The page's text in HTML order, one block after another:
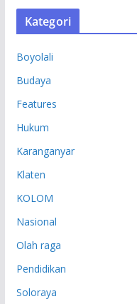
S
Kategori
Boyolali
Budaya
Features
Hukum
Karanganyar
Klaten
KOLOM
Nasional
Olah raga
Pendidikan
Soloraya